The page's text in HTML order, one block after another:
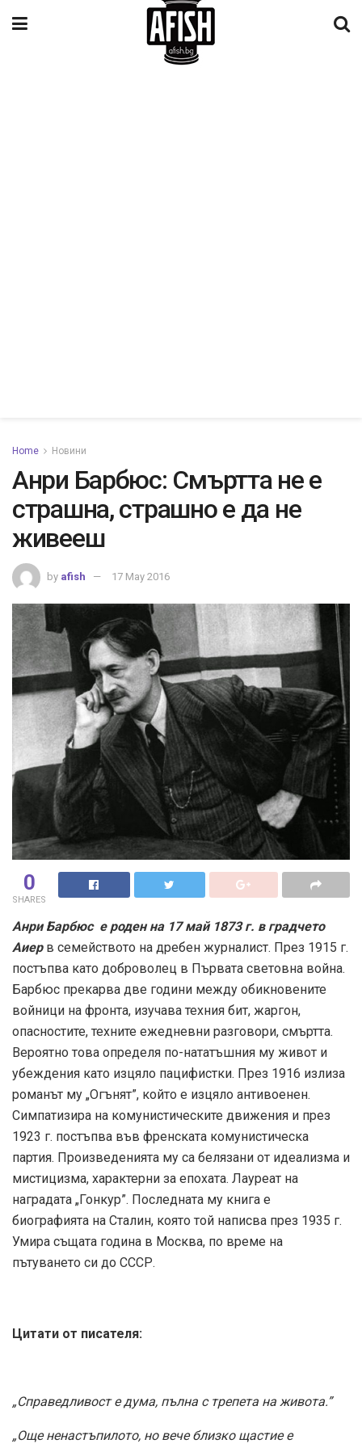
Home Новини
Анри Барбюс: Смъртта не е
страшна, страшно е да не
живееш
by afish 17 May 2016
0
SHARES
Анри Барбюс е роден на 17 май 1873 г. в градчето
Аиерв семейството на дребен журналист. През 1915 г.
постъпва като доброволец в Първата световна война.
Барбюс прекарва две години между обикновените
войници на фронта, изучава техния бит, жаргон,
опасностите, техните ежедневни разговори, смъртта.
Вероятно това определя по-нататъшния му живот и
убеждения като изцяло пацифистки. През 1916 излиза
романът му „Огънят”, който е изцяло антивоенен.
Симпатизира на комунистическите движения и през
1923 г. постъпва във френската комунистическа
партия. Произведенията му са белязани от идеализма и
мистицизма, характерни за епохата. Лауреат на
наградата „Гонкур”. Последната му книга е
биографията на Сталин, която той написва през 1935 г.
Умира същата година в Москва, по време на
пътуването си до СССР.
Цитати от писателя:
„Справедливост е дума, пълна с трепета на живота.”
„Още ненастъпилото, но вече близко щастие е